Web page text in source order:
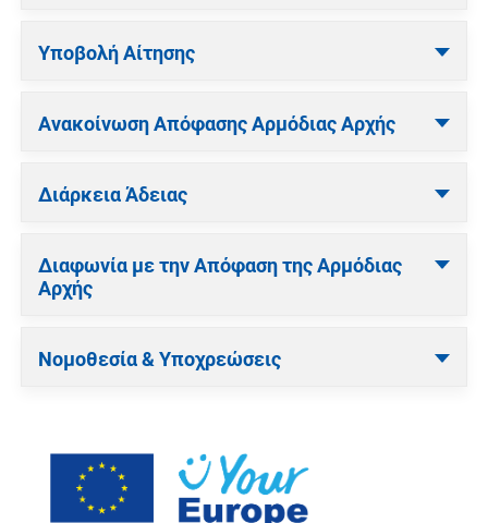
Υποβολή Αίτησης
Ανακοίνωση Απόφασης Αρμόδιας Αρχής
Διάρκεια Άδειας
Διαφωνία με την Απόφαση της Αρμόδιας
Αρχής
Νομοθεσία & Υποχρεώσεις